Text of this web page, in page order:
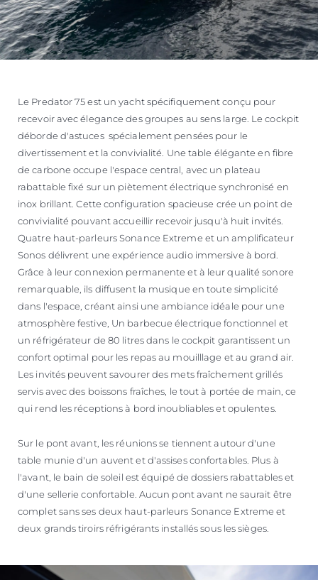
Le Predator 75 est un yacht spécifiquement conçu pour
recevoir avec élegance des groupes au sens large. Le cockpit
déborde d'astuces spécialement pensées pour le
divertissement et la convivialité. Une table élégante en fibre
de carbone occupe l'espace central, avec un plateau
rabattable fixé sur un piètement électrique synchronisé en
inox brillant. Cette configuration spacieuse crée un point de
convivialité pouvant accueillir recevoir jusqu'à huit invités.
Quatre haut-parleurs Sonance Extreme et un amplificateur
Sonos délivrent une expérience audio immersive à bord.
Grâce à leur connexion permanente et à leur qualité sonore
remarquable, ils diffusent la musique en toute simplicité
dans l'espace, créant ainsi une ambiance idéale pour une
atmosphère festive, Un barbecue électrique fonctionnel et
un réfrigérateur de 80 litres dans le cockpit garantissent un
confort optimal pour les repas au mouilllage et au grand air.
Les invités peuvent savourer des mets fraîchement grillés
servis avec des boissons fraîches, le tout à portée de main, ce
qui rend les réceptions à bord inoubliables et opulentes.
Sur le pont avant, les réunions se tiennent autour d'une
table munie d'un auvent et d'assises confortables. Plus à
l'avant, le bain de soleil est équipé de dossiers rabattables et
d'une sellerie confortable. Aucun pont avant ne saurait être
complet sans ses deux haut-parleurs Sonance Extreme et
deux grands tiroirs réfrigérants installés sous les sièges.